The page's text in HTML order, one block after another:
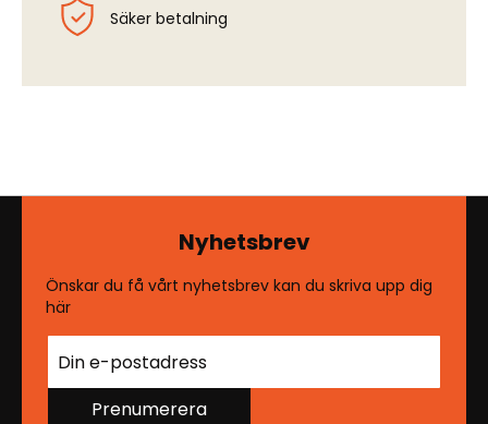
Säker betalning
Nyhetsbrev
Önskar du få vårt nyhetsbrev kan du skriva upp dig
här
Prenumerera